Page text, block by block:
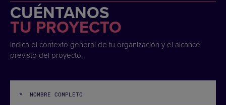
CUÉNTANOS
TU PROYECTO
Indica el contexto general de tu organización y el alcance
previsto del proyecto.